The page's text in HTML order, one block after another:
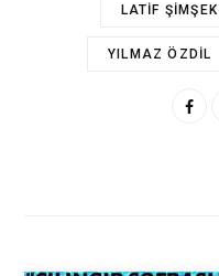
LATIF ŞIMŞEK
YILMAZ ÖZDIL